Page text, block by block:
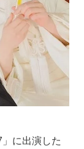
に出演した